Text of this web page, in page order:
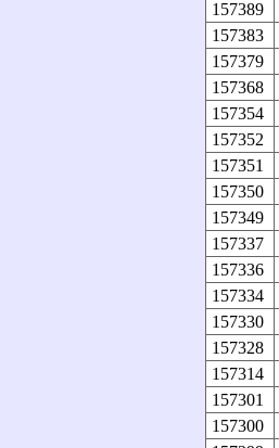
157389
157383
157379
157368
157354
157352
157351
157350
157349
157337
157336
157334
157330
157328
157314
157301
157300